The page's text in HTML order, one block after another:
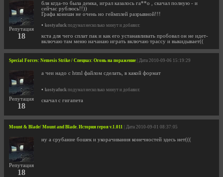
Репутация
18
бля кгда-то была демка, играл казалось га**о , скачал полную - и
сейчас рублюсь!!))
Графа конешн не очень но геймплей разрывной!!!
• kostyafuck подумал несколько минут и добавил:
кста для чего сплат пак и как его устанавливать пробовал он не идет-
включаю там меню начанаю играть включаю трассу и выкидывает((
Special Forces: Nemesis Strike / Спецназ: Огонь на поражение | Дата 2010-09-06 15:19:29
Репутация
18
а чеи надо с html файлом сделать, в какой формат
• kostyafuck подумал несколько минут и добавил:
скачал с гигапета
Mount & Blade/ Mount and Blade. История героя v.1.011 | Дата 2010-09-01 08:37:05
Репутация
18
ну а срубание бошек и укорачивания конечностей здесь нет(((